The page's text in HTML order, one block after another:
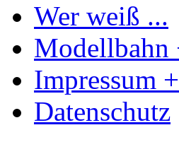
Wer weiß ...
Modellbahn
Impressum
Datenschutz